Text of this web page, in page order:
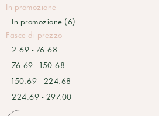
In promozione
In promozione (6)
Fasce di prezzo
2.69 - 76.68
76.69 - 150.68
150.69 - 224.68
224.69 - 297.00